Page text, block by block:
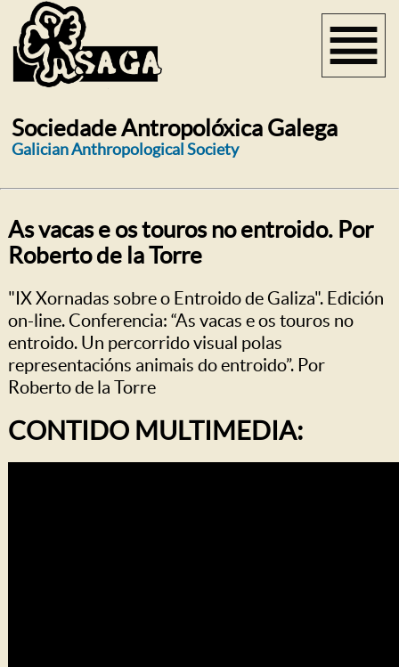
Sociedade Antropolóxica Galega
Galician Anthropological Society
As vacas e os touros no entroido. Por
Roberto de la Torre
"IX Xornadas sobre o Entroido de Galiza". Edición
on-line. Conferencia: “As vacas e os touros no
entroido. Un percorrido visual polas
representacións animais do entroido”. Por
Roberto de la Torre
CONTIDO MULTIMEDIA: